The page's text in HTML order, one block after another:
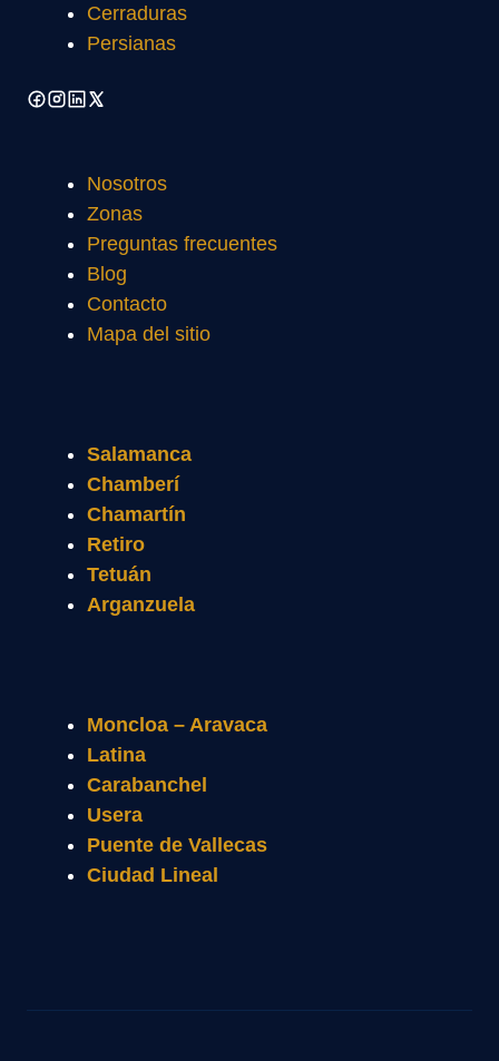
Cerraduras
Persianas
Nosotros
Zonas
Preguntas frecuentes
Blog
Contacto
Mapa del sitio
Salamanca
Chamberí
Chamartín
Retiro
Tetuán
Arganzuela
Moncloa – Aravaca
Latina
Carabanchel
Usera
Puente de Vallecas
Ciudad Lineal